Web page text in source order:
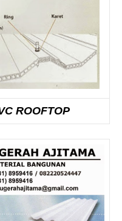
ROOFTOP